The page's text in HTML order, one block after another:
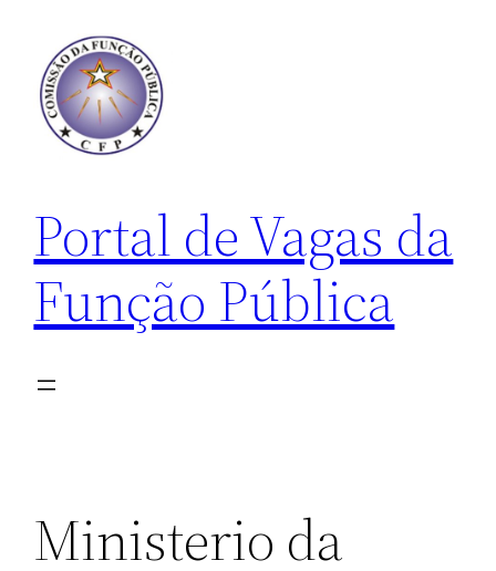
conteúdo
Portal de Vagas da
Função Pública
Ministerio da